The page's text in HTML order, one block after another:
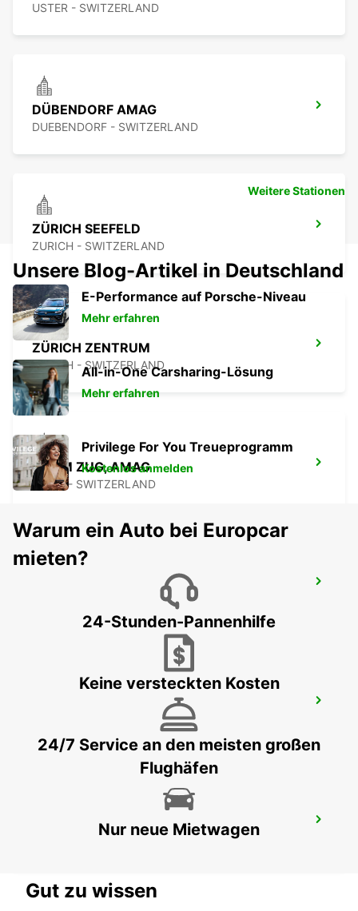
USTER - SWITZERLAND
DÜBENDORF AMAG
DUEBENDORF - SWITZERLAND
ZÜRICH SEEFELD
ZURICH - SWITZERLAND
ZÜRICH ZENTRUM
ZURICH - SWITZERLAND
CHAM ZUG, AMAG
CHAM - SWITZERLAND
ZÜRICH BRUNAUPARK
ZURICH - SWITZERLAND
ZÜRICH CITY HAUPTBAHNHOF
ZURICH - SWITZERLAND
ZÜRICH NORD OERLIKON
Weitere Stationen
Unsere Blog-Artikel in Deutschland
E-Performance auf Porsche-Niveau
Mehr erfahren
All-in-One Carsharing-Lösung
Mehr erfahren
Privilege For You Treueprogramm
Kostenlos anmelden
Warum ein Auto bei Europcar
mieten?
24-Stunden-Pannenhilfe
Keine versteckten Kosten
24/7 Service an den meisten großen
Flughäfen
Nur neue Mietwagen
Gut zu wissen